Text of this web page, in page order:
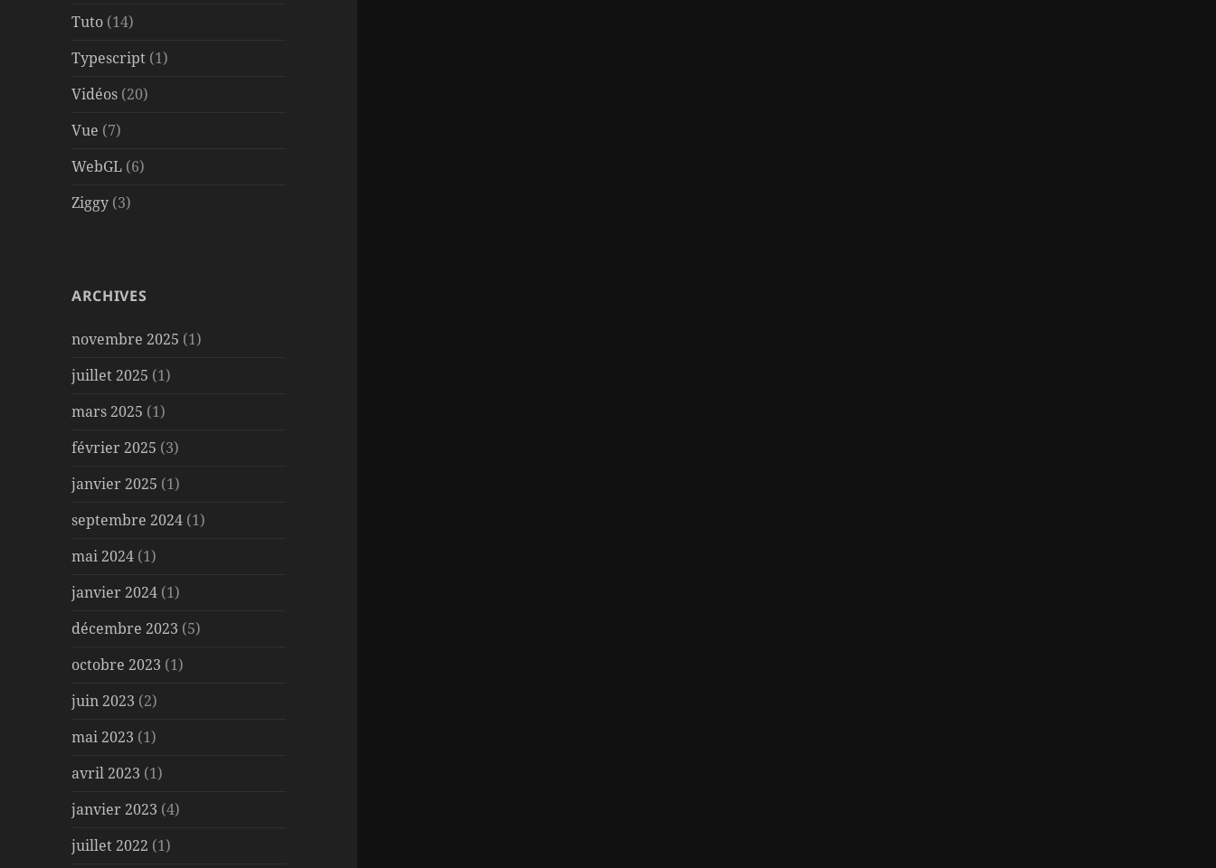
Tuto (14)
Typescript (1)
Vidéos (20)
Vue (7)
WebGL (6)
Ziggy (3)
ARCHIVES
novembre 2025 (1)
juillet 2025 (1)
mars 2025 (1)
février 2025 (3)
janvier 2025 (1)
septembre 2024 (1)
mai 2024 (1)
janvier 2024 (1)
décembre 2023 (5)
octobre 2023 (1)
juin 2023 (2)
mai 2023 (1)
avril 2023 (1)
janvier 2023 (4)
juillet 2022 (1)